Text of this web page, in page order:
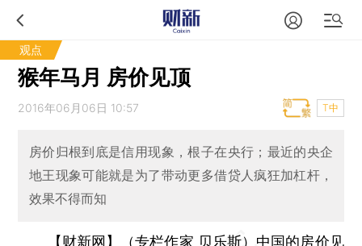
观点
猴年马月 房价见顶
2016年06月06日 10:57 T中
房价归根到底是信用现象，根子在央行；最近的央企
地王现象可能就是为了带动更多借贷人疯狂加杠杆，
效果不得而知
【财新网】（专栏作家 贝乐斯） 中国的房价见